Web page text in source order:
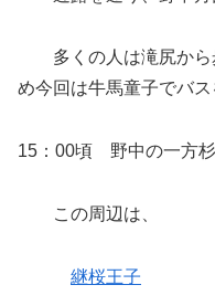
多くの人は滝尻から
め今回は牛馬童子でバス
15：00頃 野中の一方
この周辺は、
継桜王子